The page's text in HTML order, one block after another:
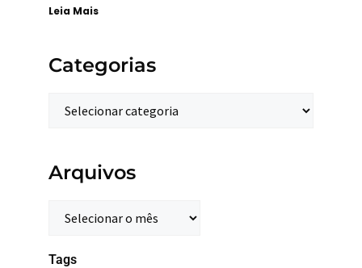
Leia Mais
Categorias
Arquivos
Tags